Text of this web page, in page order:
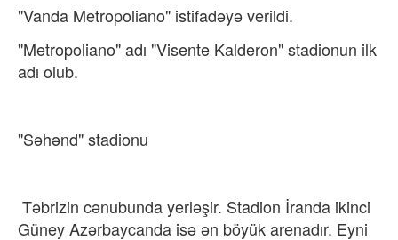
"Vanda Metropoliano" istifadəyə verildi.
"Metropoliano" adı "Visente Kalderon" stadionun ilk
adı olub.
"Səhənd" stadionu
​ Təbrizin cənubunda yerləşir. Stadion İranda ikinci
Güney Azərbaycanda isə ən böyük arenadır. Eyni